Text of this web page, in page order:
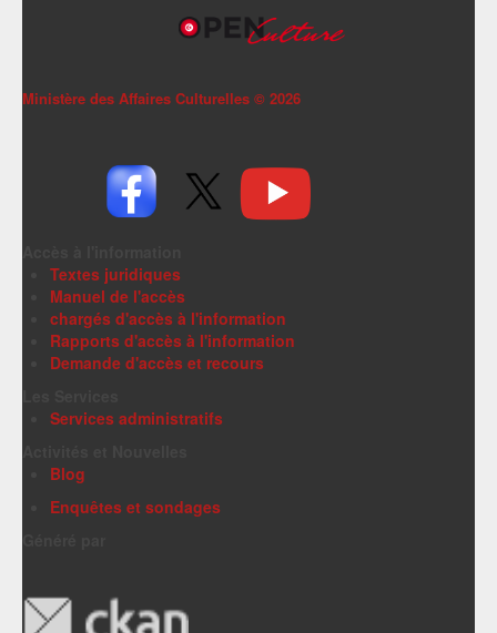
Ministère des Affaires Culturelles © 2026
Textes juridiques
Manuel de l'accès
chargés d'accès à l'information
Rapports d'accès à l'information
Demande d'accès et recours
Services administratifs
Blog
Enquêtes et sondages